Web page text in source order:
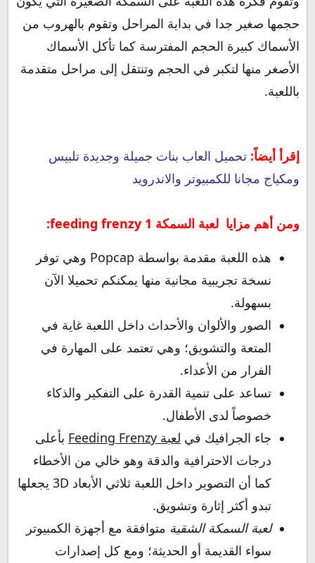
حجمها صغير جدا في بداية المراحل وتقوم بالهروب من
الأسماك كبيرة الحجم المفترسة كما تأكل الأسماك
الأصغر منها لتكبر في الحجم وتنتقل إلى مراحل متقدمة
باللعبة.
إقرأ أيضاً: تحميل العاب بنات جميلة وجديدة تلبيس
ومكياج مجانا للكمبيوتر والاندرويد
ومن أهم مزايا لعبة السمكة 1 feeding frenzy:
هذه اللعبة مقدمة بواسطة Popcap وهي توفر
نسخة تجريبية مجانية منها يمكنكم تحميلا الآن
بسهولة.
الصور والألوان والأحداث داخل اللعبة غاية في
المتعة والتشويق؛ وهي تعتمد على المهارة في
الفرار من الأعداء.
تساعد على تنمية القدرة على التفكير والذكاء
خصوصاً لدى الأطفال.
جاء الجرافيك في لعبة Feeding Frenzy
بأعلى
درجات الاحترافية والدقة وهو خالي من الأخطاء
كما أن التصوير داخل اللعبة ثلاثي الأبعاد 3D يجعلها
تبدو أكثر إثارة وتشويق.
لعبة السمكة الشقية متوافقة مع أجهزة الكمبيوتر
سواء القديمة أو الحديثة؛ ومع كل إصدارات